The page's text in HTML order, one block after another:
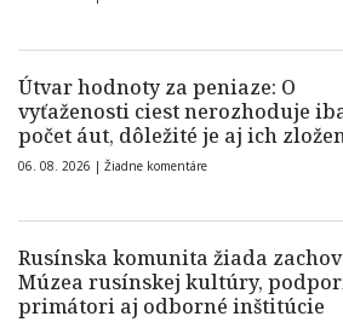
Útvar hodnoty za peniaze: O
vyťaženosti ciest nerozhoduje
počet áut, dôležité je aj ich
06. 08. 2026 | Žiadne komentáre
Rusínska komunita žiada
Múzea rusínskej kultúry,
primátori aj odborné inštitúcie